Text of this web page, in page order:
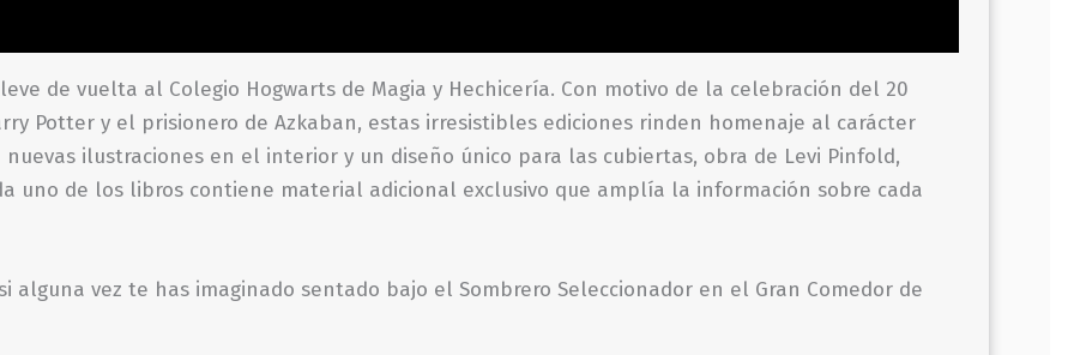
de vuelta al Colegio Hogwarts de Magia y Hechicería. Con motivo de la celebración del 20
Potter y el prisionero de Azkaban, estas irresistibles ediciones rinden homenaje al carácter
ilustraciones en el interior y un diseño único para las cubiertas, obra de Levi Pinfold,
uno de los libros contiene material adicional exclusivo que amplía la información sobre cada
alguna vez te has imaginado sentado bajo el Sombrero Seleccionador en el Gran Comedor de